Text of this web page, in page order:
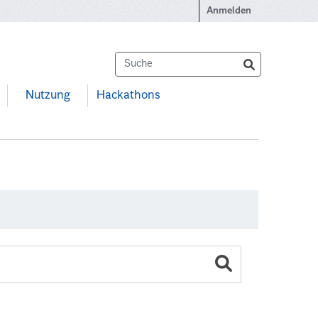
Anmelden
Nutzung Hackathons